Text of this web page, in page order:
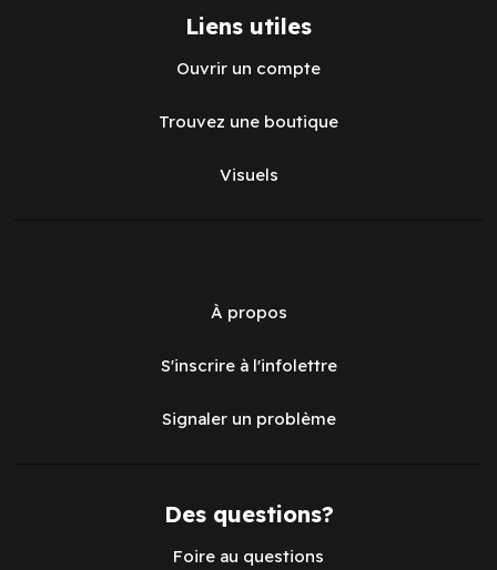
Liens utiles
Ouvrir un compte
Trouvez une boutique
Visuels
À propos
S'inscrire à l'infolettre
Signaler un problème
Des questions?
Foire au questions